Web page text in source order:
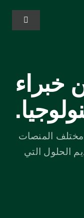
تبديل
الخدمات
Solutions
خبراء
مختلف المنصات
الحلول التي